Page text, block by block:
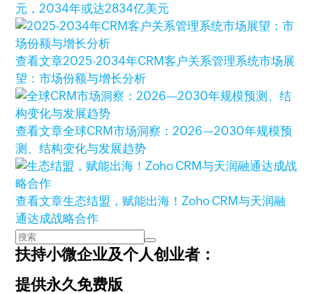
元，2034年或达2834亿美元
查看文章2025-2034年CRM客户关系管理系统市场展
望：市场份额与增长分析
查看文章全球CRM市场洞察：2026—2030年规模预
测、结构变化与发展趋势
查看文章生态结盟，赋能出海！Zoho CRM与天润融
通达成战略合作
扶持小微企业及个人创业者：
提供永久免费版